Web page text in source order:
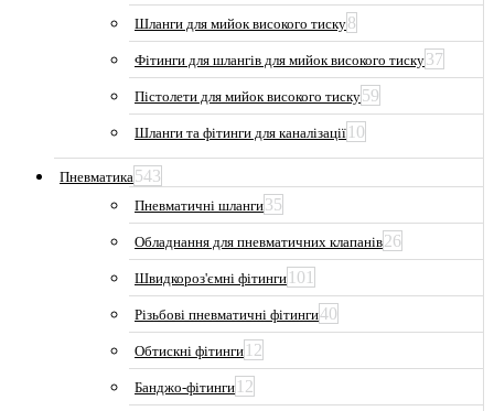
Шланги для мийок високого тиску8
Фітинги для шлангів для мийок високого тиску37
Пістолети для мийок високого тиску59
Шланги та фітинги для каналізації 10
Пневматика543
Пневматичні шланги35
Обладнання для пневматичних клапанів26
Швидкороз'ємні фітинги 101
Різьбові пневматичні фітинги40
Обтискні фітинги 12
Банджо-фітинги 12